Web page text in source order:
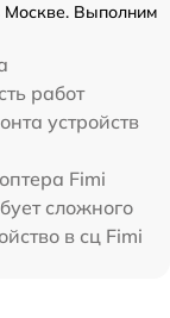
Москве. Выполним
работ
устройств
Fimi
сложного
в сц Fimi